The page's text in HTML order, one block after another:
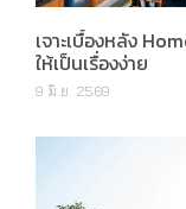
เจาะเบื้องหลัง
ให้เป็นเรื่องง่าย
9 มิ.ย. 2569